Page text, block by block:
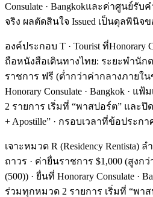
Consulate · Bangkokและค่าศูนย์รับ
จริง ผลตัดสินใจ Issued เป็นดุลพินิจข
องค์ประกอบ T · Tourist ที่Honorary
ถือหนังสือเดินทางไทย: ระยะพำนัก
ราชการ ฟรี (ต่ำกว่าค่ากลางภายใน
Honorary Consulate · Bangkok ·
2 รายการ เริ่มที่ “พาสปอร์ต” และปิด
+ Apostille” · กรอบเวลาที่ข้อประกา
เจาะหมวด R (Residency Rentista)
ถาวร · ค่ายื่นราชการ $1,000 (สูงก
(500)) · ยื่นที่ Honorary Consulate ·
ร่วมทุกหมวด 2 รายการ เริ่มที่ “พา